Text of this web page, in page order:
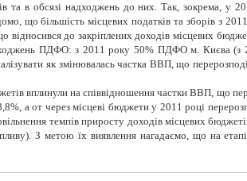
та в обсязі надходженьдо них. Так, зокрема, у
що більшість місцевих податків та зборів з
відносився до закріплених доходів місцевих
ПДФО: з 2011 року 50% ПДФО м. Києва (з
як змінювалась частка ВВП, що
вплинули на співвідношення частки ВВП, що
а от через місцеві бюджети у 2011 році
темпів приросту доходів місцевих
З метою їх виявлення нагадаємо, що на